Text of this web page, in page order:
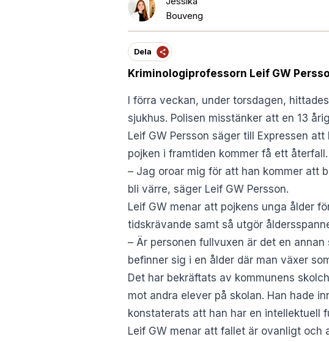
Bouveng
Dela
Kriminologiprofessorn Leif GW
I förra veckan, under torsdagen,
sjukhus. Polisen misstänker att en 13
Leif GW Persson säger till Expressen att
pojken i framtiden kommer få ett återfall.
– Jag oroar mig för att han kommer att
bli värre, säger Leif GW Persson.
Leif GW menar att pojkens unga ålder
tidskrävande samt så utgör
– Är personen fullvuxen är det en
befinner sig i en ålder där man växer
Det har bekräftats av kommunens
mot andra elever på skolan. Han hade
konstaterats att han har en intellektuell
Leif GW menar att fallet är ovanligt och